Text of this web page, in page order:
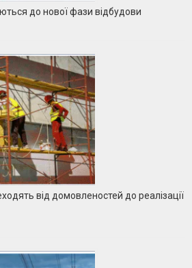
до нової фази відбудови
від домовленостей до реалізації